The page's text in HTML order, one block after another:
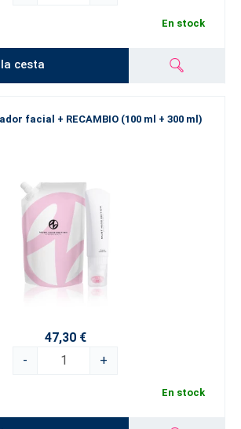
En stock
cesta
facial + RECAMBIO (100 ml + 300 ml)
47,30 €
-
+
En stock